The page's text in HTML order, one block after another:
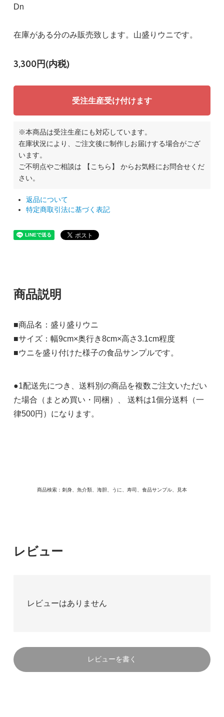
Dn
在庫がある分のみ販売致します。山盛りウニです。
3,300円(内税)
受注生産受け付けます
※本商品は受注生産にも対応しています。
在庫状況により、ご注文後に制作しお届けする場合がござ
います。
ご不明点やご相談は
【こちら】
からお気軽にお問合せくだ
さい。
返品について
特定商取引法に基づく表記
商品説明
■商品名：盛り盛りウニ
■サイズ：幅9cm×奥行き8cm×高さ3.1cm程度
■ウニを盛り付けた様子の食品サンプルです。
●1配送先につき、送料別の商品を複数ご注文いただい
た場合（まとめ買い・同梱）、 送料は1個分送料（一
律500円）になります。
商品検索：刺身、魚介類、海胆、うに、寿司、食品サンプル、見本
レビュー
レビューはありません
レビューを書く